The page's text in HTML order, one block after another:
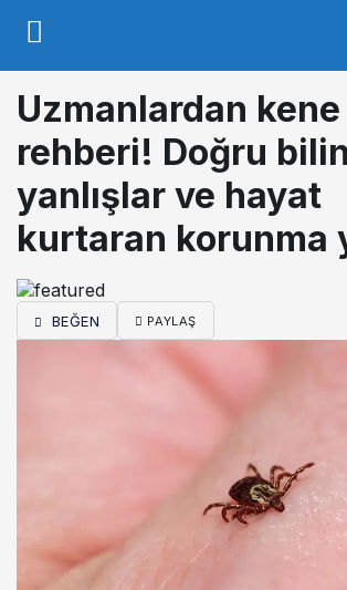
Uzmanlardan kene
rehberi! Doğru
yanlışlar ve hayat
kurtaran korunma
BEĞEN PAYLAŞ